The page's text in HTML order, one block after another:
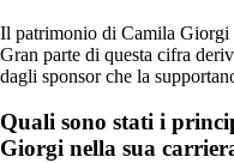
Il patrimonio di Camila
Gran parte di questa cifra
dagli sponsor che la
Quali sono stati i
Giorgi nella sua